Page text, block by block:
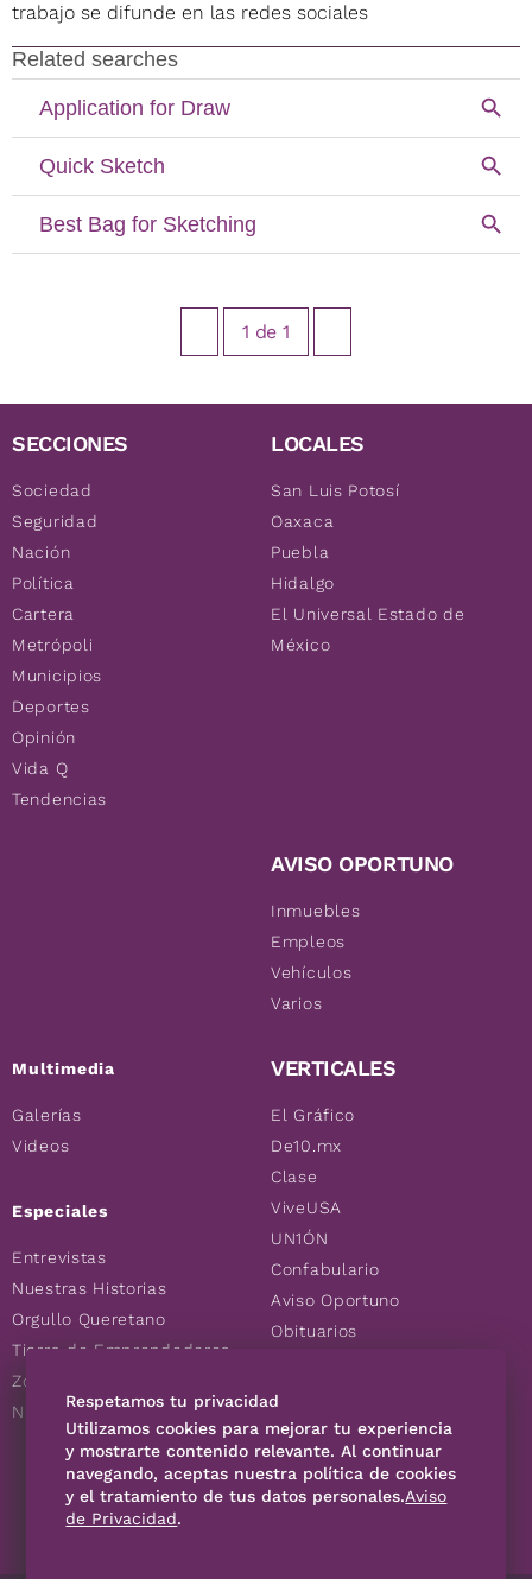
trabajo se difunde en las redes sociales
1 de 1
SECCIONES
Sociedad
Seguridad
Nación
Política
Cartera
Metrópoli
Municipios
Deportes
Opinión
Vida Q
Tendencias
Multimedia
Galerías
Videos
Especiales
Entrevistas
Nuestras Historias
Orgullo Queretano
Tierra de Emprendedores
Zoociales
Nuevos Queretanos
LOCALES
San Luis Potosí
Oaxaca
Puebla
Hidalgo
El Universal Estado de
México
AVISO OPORTUNO
Inmuebles
Empleos
Vehículos
Varios
VERTICALES
El Gráfico
De10.mx
Clase
ViveUSA
UN1ÓN
Confabulario
Aviso Oportuno
Obituarios
Consultas
SÍGUENOS
Respetamos tu privacidad
Utilizamos cookies para mejorar tu experiencia
y mostrarte contenido relevante. Al continuar
navegando, aceptas nuestra política de cookies
y el tratamiento de tus datos personales.Aviso
de Privacidad.